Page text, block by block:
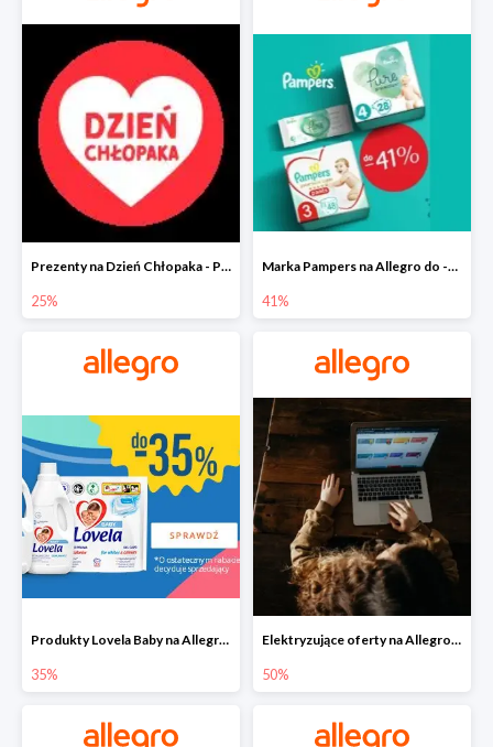
Prezenty na Dzień Chłopaka - Produkty SOXO do -25%
25%
Marka Pampers na Allegro do -41%
41%
Produkty Lovela Baby na Allegro do -35%
35%
Elektryzujące oferty na Allegro do -50%
50%